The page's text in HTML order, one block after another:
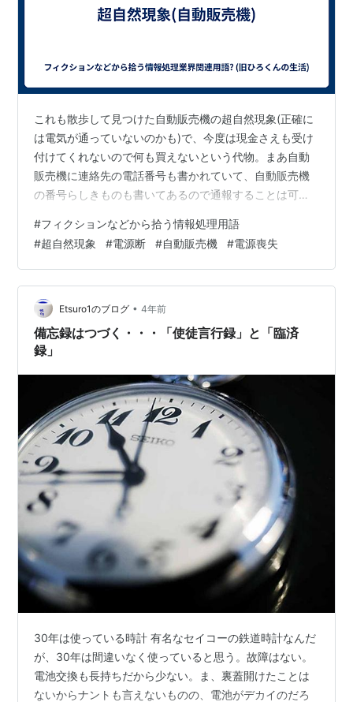
これも散歩して見つけた自動販売機の超自然現象(正確に
は電気が通っていないのかも)で、今度は現金さえも受け
付けてくれないので何も買えないという代物。まあ自動
販売機に連絡先の電話番号も書かれていて、自動販売機
の番号らしきものも書いてあるので通報することは可能
歩ければ別の自動販売機があったりするので放置しがち
になるのかもしれない。こう言うのが日本各地で起きて
いるので色々な故障が起きる訳だが、生暖かく見ること
しかできないのかなあ。一応、線は見たけど、電源らし
きものには繋がっているようだけど、それ以上の事はよ
く知りません。(桂歌春談) View this…
#フィクションなどから拾う情報処理用語
#超自然現象 #電源断 #自動販売機 #電源喪失
Etsuro1のブログ • 4年前
備忘録はつづく・・・「使徒言行録」と「臨済
録」
30年は使っている時計 有名なセイコーの鉄道時計なんだ
が、30年は間違いなく使っていると思う。故障はない。
電池交換も長持ちだから少ない。ま、裏蓋開けたことは
ないからナントも言えないものの、電池がデカイのだろ